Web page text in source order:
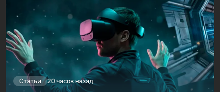
Статьи 20 часов назад